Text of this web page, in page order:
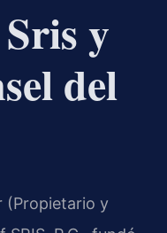
y
del
(Propietario y